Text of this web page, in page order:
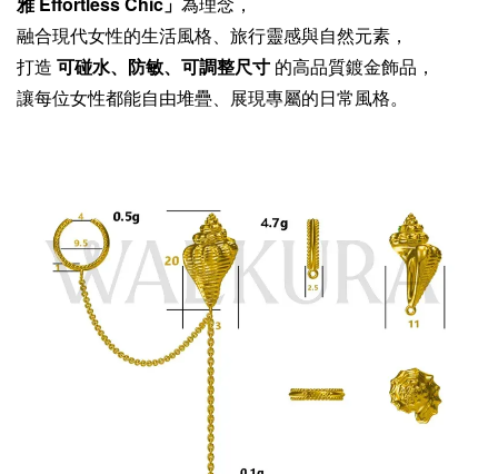
融合現代女性的生活風格、旅行靈感與自然元素，
打造 可碰水、防敏、可調整尺寸 的高品質鍍金飾品，
讓每位女性都能自由堆疊、展現專屬的日常風格。